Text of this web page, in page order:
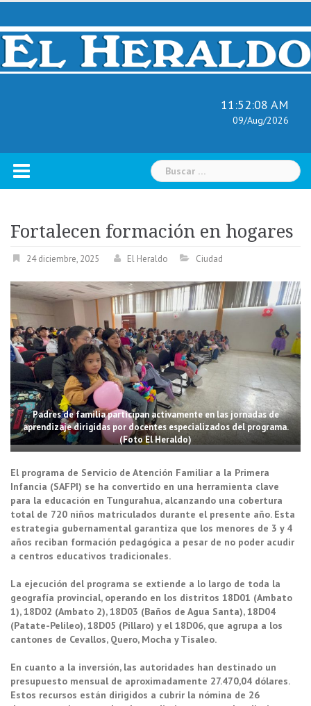
Skip
content
11:52:09 AM
09/Aug/2026
Buscar:
Fortalecen formación en hogares
24 diciembre, 2025 El Heraldo Ciudad
Padres de familia participan activamente en las jornadas de
aprendizaje dirigidas por docentes especializados del programa.
(Foto El Heraldo)
El programa de Servicio de Atención Familiar a la Primera
Infancia (SAFPI) se ha convertido en una herramienta clave
para la educación en Tungurahua, alcanzando una cobertura
total de 720 niños matriculados durante el presente año. Esta
estrategia gubernamental garantiza que los menores de 3 y 4
años reciban formación pedagógica a pesar de no poder acudir
a centros educativos tradicionales.
La ejecución del programa se extiende a lo largo de toda la
geografía provincial, operando en los distritos 18D01 (Ambato
1), 18D02 (Ambato 2), 18D03 (Baños de Agua Santa), 18D04
(Patate-Pelileo), 18D05 (Píllaro) y el 18D06, que agrupa a los
cantones de Cevallos, Quero, Mocha y Tisaleo.
En cuanto a la inversión, las autoridades han destinado un
presupuesto mensual de aproximadamente 27.470,04 dólares.
Estos recursos están dirigidos a cubrir la nómina de 26